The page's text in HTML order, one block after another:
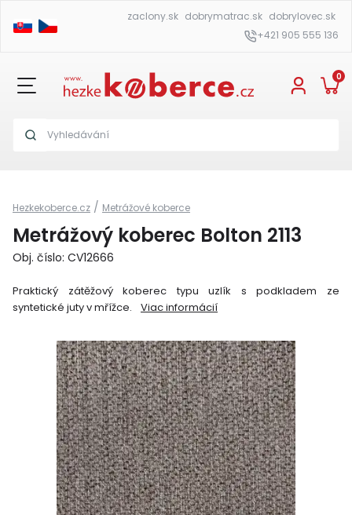
zaclony.sk dobrymatrac.sk dobrylovec.sk
+421 905 555 136
0
Hezkekoberce.cz / Metrážové koberce
Metrážový koberec Bolton 2113
Obj. číslo: CV12666
Praktický zátěžový koberec typu uzlík s podkladem ze
syntetické juty v mřížce.
Viac informácií